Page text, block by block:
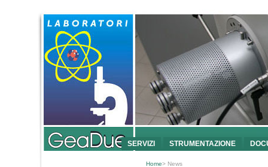
SERVIZI STRUMENTAZIONE
Home> News